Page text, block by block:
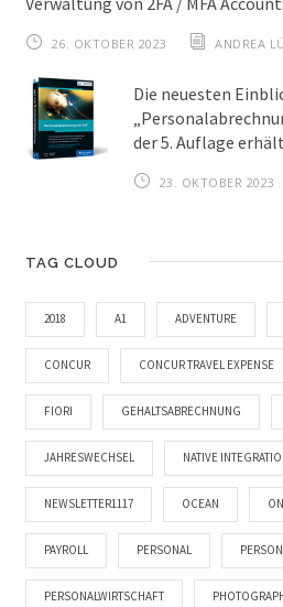
26. OKTOBER 2023 ANDREA
Die neuesten
der 5. Auflage
23. OKTOBER 2023
TAG CLOUD
2018 A1 ADVENTURE
CONCUR CONCUR TRAVEL EXPENSE
FIORI GEHALTSABRECHNUNG
JAHRESWECHSEL NATIVE
NEWSLETTER1117 OCEAN
PAYROLL PERSONAL
PERSONALWIRTSCHAFT